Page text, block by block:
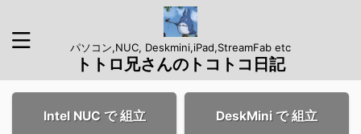
パソコン,NUC, Deskmini,iPad,StreamFab etc
トトロ兄さんのトコトコ日記
Intel NUC で 組立 DeskMini で 組立